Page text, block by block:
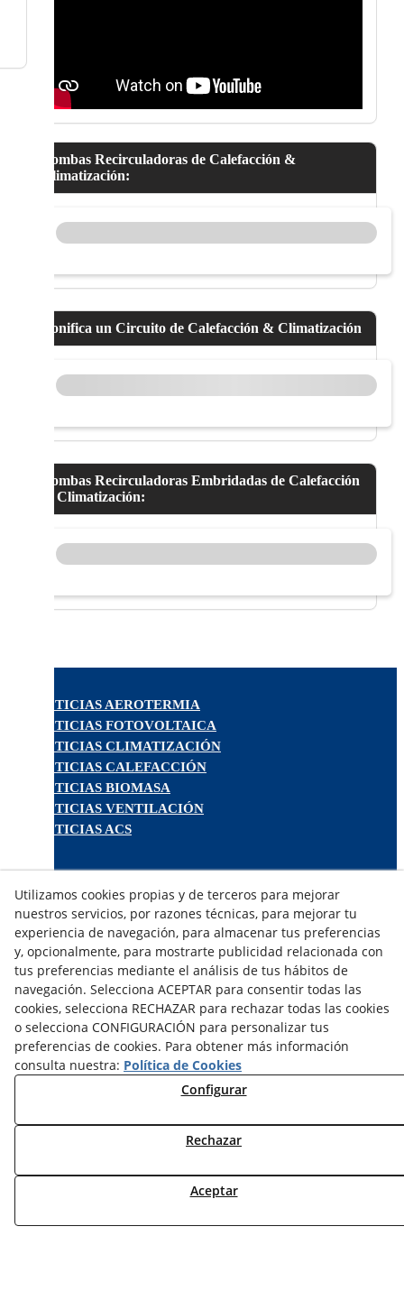
Bombas Recirculadoras de Calefacción &
Climatización:
Zonifica un Circuito de Calefacción & Climatización
Bombas Recirculadoras Embridadas de Calefacción
& Climatización:
NOTICIAS AEROTERMIA
NOTICIAS FOTOVOLTAICA
NOTICIAS CLIMATIZACIÓN
NOTICIAS CALEFACCIÓN
NOTICIAS BIOMASA
NOTICIAS VENTILACIÓN
NOTICIAS ACS
NOVEDADES
MI CUENTA
CONTÁCTANOS
DEVOLUCIONES
TRABAJA CON NOSOTROS
¿QUIENES SOMOS?
AVISO LEGAL
POLÍTICA DE COOKIES
DERECHO DESISITIMIENTO
CONDICIONES COMPRA
Utilizamos cookies propias y de terceros para mejorar
nuestros servicios, por razones técnicas, para mejorar tu
experiencia de navegación, para almacenar tus preferencias
y, opcionalmente, para mostrarte publicidad relacionada con
tus preferencias mediante el análisis de tus hábitos de
navegación. Selecciona ACEPTAR para consentir todas las
cookies, selecciona RECHAZAR para rechazar todas las cookies
o selecciona CONFIGURACIÓN para personalizar tus
preferencias de cookies. Para obtener más información
consulta nuestra: Política de Cookies
Configurar
Rechazar
Aceptar